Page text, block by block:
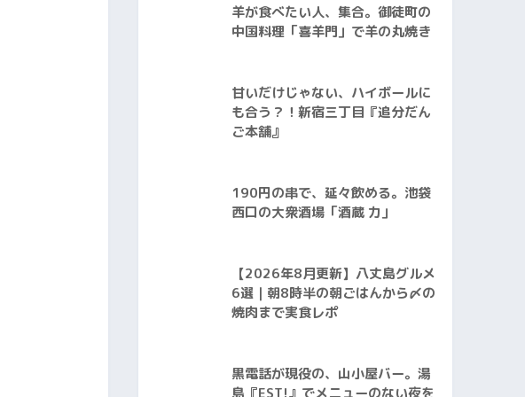
羊が食べたい人、集合。御徒町の
中国料理「喜羊門」で羊の丸焼き
甘いだけじゃない、ハイボールに
も合う？！新宿三丁目『追分だん
ご本舗』
190円の串で、延々飲める。池袋
西口の大衆酒場「酒蔵 力」
【2026年8月更新】八丈島グルメ
6選｜朝8時半の朝ごはんから〆の
焼肉まで実食レポ
黒電話が現役の、山小屋バー。湯